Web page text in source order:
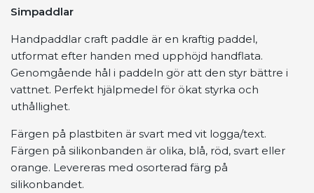
Simpaddlar
Handpaddlar craft paddle är en kraftig paddel,
utformat efter handen med upphöjd handflata.
Genomgående hål i paddeln gör att den styr bättre i
vattnet. Perfekt hjälpmedel för ökat styrka och
uthållighet.
Färgen på plastbiten är svart med vit logga/text.
Färgen på silikonbanden är olika, blå, röd, svart eller
orange. Levereras med osorterad färg på
silikonbandet.